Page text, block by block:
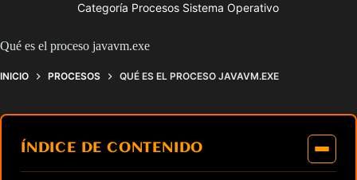
Categoría Procesos Sistema Operativo
Qué es el proceso javavm.exe
INICIO PROCESOS QUÉ ES EL PROCESO JAVAVM.EXE
ÍNDICE DE CONTENIDO